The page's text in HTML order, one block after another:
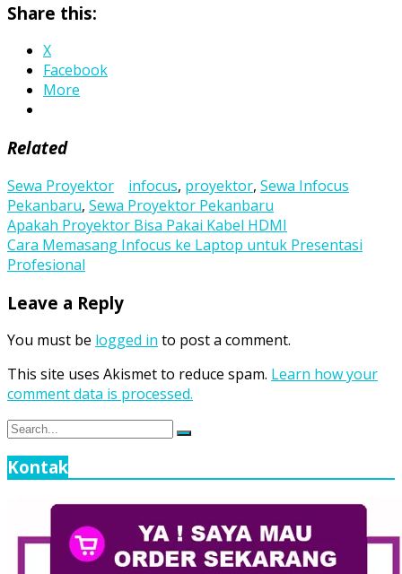
Share this:
X
Facebook
More
Related
Sewa Proyektor infocus, proyektor, Sewa Infocus
Pekanbaru, Sewa Proyektor Pekanbaru
Post
navigation
Apakah Proyektor Bisa Pakai Kabel HDMI
Cara Memasang Infocus ke Laptop untuk Presentasi
Profesional
Leave a Reply
You must be logged in to post a comment.
This site uses Akismet to reduce spam. Learn how your
comment data is processed.
Search
Search
Kontak